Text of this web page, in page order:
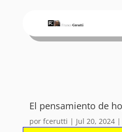
El pensamiento de
porfcerutti | Jul 20, 2024 |